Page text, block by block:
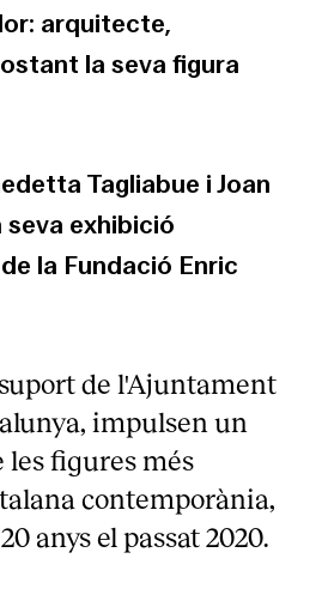
arquitecte,
la seva figura
Tagliabue i Joan
seva exhibició
la Fundació Enric
de l'Ajuntament
impulsen un
figures més
contemporània,
anys el passat 2020.